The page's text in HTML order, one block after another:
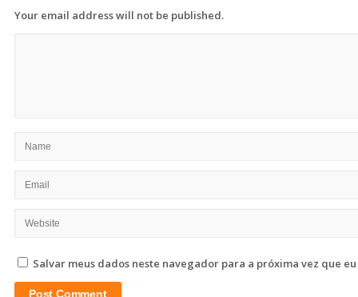
Your email address will not be published.
Salvar meus dados neste navegador para a próxima vez que